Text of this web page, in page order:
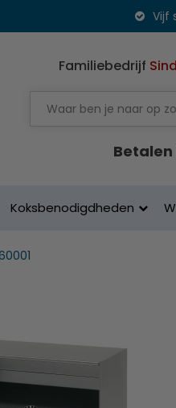
Vijf
Familiebedrijf
Koksbenodigdheden